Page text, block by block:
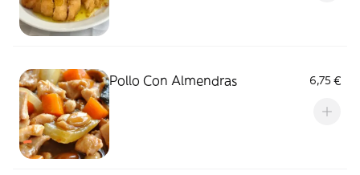
Pollo Con Almendras 6,75 €